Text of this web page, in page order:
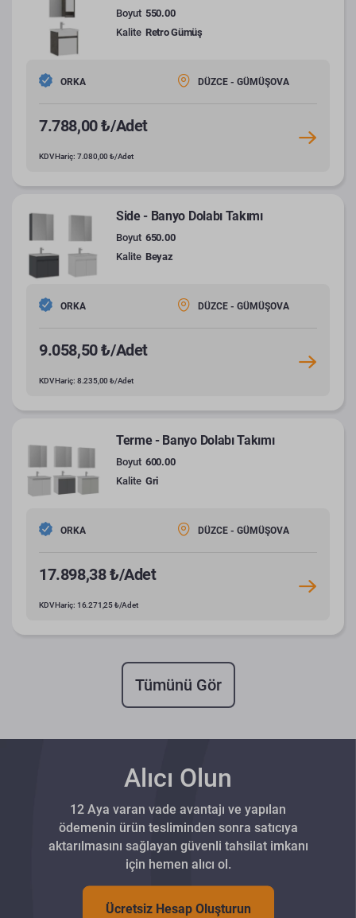
Boyut 550.00
Kalite Retro Gümüş
ORKA DÜZCE - GÜMÜŞOVA
7.788,00 ₺/Adet
KDV Hariç: 7.080,00 ₺/Adet
Side - Banyo Dolabı Takımı
Boyut 650.00
Kalite Beyaz
ORKA DÜZCE - GÜMÜŞOVA
9.058,50 ₺/Adet
KDV Hariç: 8.235,00 ₺/Adet
Terme - Banyo Dolabı Takımı
Boyut 600.00
Kalite Gri
ORKA DÜZCE - GÜMÜŞOVA
17.898,38 ₺/Adet
KDV Hariç: 16.271,25 ₺/Adet
Tümünü Gör
Alıcı Olun
12 Aya varan vade avantajı ve yapılan
ödemenin ürün tesliminden sonra satıcıya
aktarılmasını sağlayan güvenli tahsilat imkanı
için hemen alıcı ol.
Ücretsiz Hesap Oluşturun